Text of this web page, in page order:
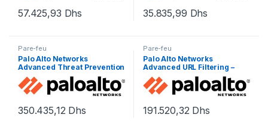
57.425,93 Dhs 35.835,99 Dhs
Pare-feu
Palo Alto Networks
Advanced Threat Prevention
– renouvellement de la
licence d’abonnement (3
ans) – 1 périphérique dans la
350.435,12 Dhs
Pare-feu
Palo Alto Networks
Advanced URL Filtering –
renouvellement de la
licence d’abonnement (1 an)
– 1 périphérique
191.520,32 Dhs